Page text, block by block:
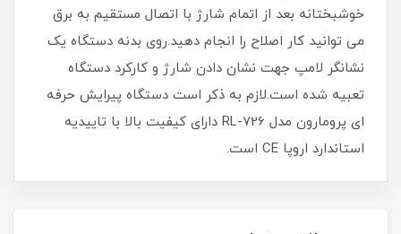
خوشبختانه بعد از اتمام شارژ با اتصال مستقیم به برق
می توانید کار اصلاح را انجام دهید.روی بدنه دستگاه یک
نشانگر لامپ جهت نشان دادن شارژ و کارکرد دستگاه
تعبیه شده است.لازم به ذکر است دستگاه پیرایش حرفه
ای پرومارون مدل RL-726 دارای کیفیت بالا با تاییدیه
استاندارد اروپا CE است.